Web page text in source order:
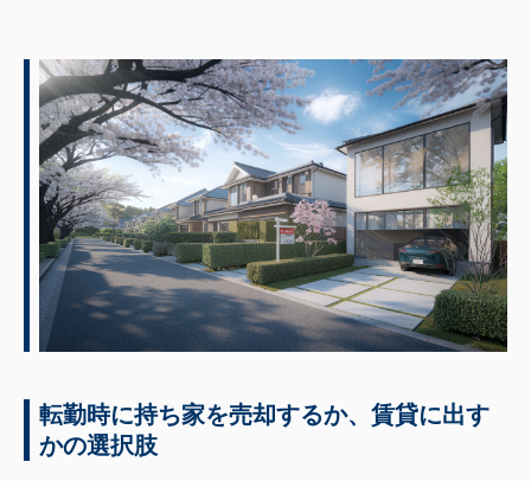
転勤時に持ち家を売却するか、賃貸に出す
かの選択肢